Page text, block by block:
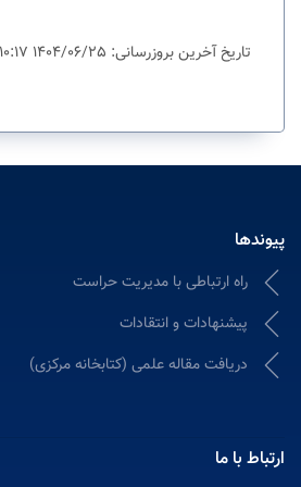
تاریخ آخرین بروزرسانی: 1404/06/25 10:17
پیوندها
راه ارتباطی با مدیریت حراست
پیشنهادات و انتقادات
دریافت مقاله علمی (کتابخانه مرکزی)
ارتباط با ما